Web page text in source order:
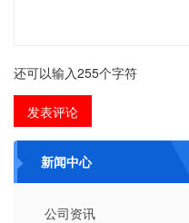
还可以输入255个字符
新闻中心
公司资讯